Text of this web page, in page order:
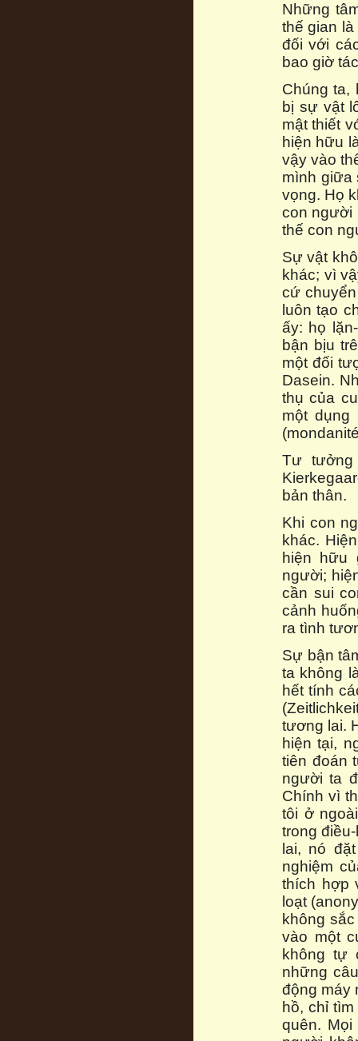
Những
thế gian
đối với
bao giờ
Chúng ta,
bị sự vật
mật thiết
hiện hữu
vậy vào
mình giữa
vọng. Họ
con người
thế con
Sự vật
khác; vì
cứ
luôn tạo
ấy: họ
bận bịu
một đối
Dasein.
thụ của
một
Tư tưởng
bản thân.
Khi con
khác.
hiện hữu
người;
cần sui
cảnh
ra tình
Sự bận
ta không
hết tính
tương lai.
hiện tại,
tiên đoán
người ta
Chính vì
tôi ở
trong
lai, nó
nghiệm
thích hợp
loạt
không
vào một
không tự
những
động máy
hồ, chỉ
quên.